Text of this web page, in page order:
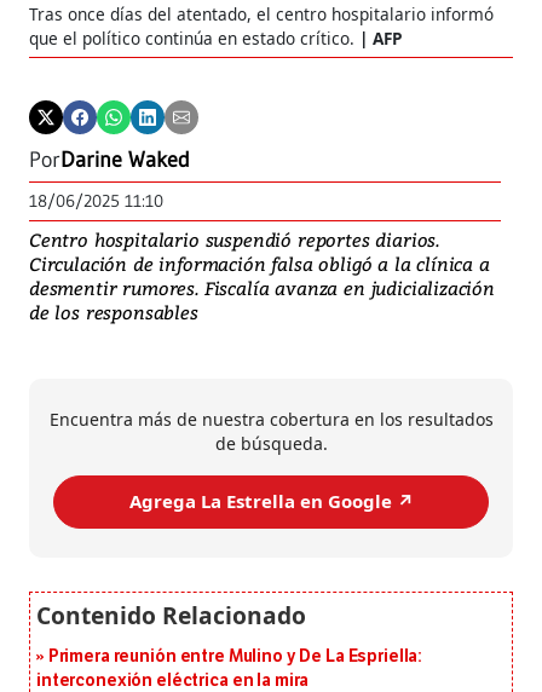
Tras once días del atentado, el centro hospitalario informó
que el político continúa en estado crítico.
AFP
PorDarine Waked
18/06/2025 11:10
Centro hospitalario suspendió reportes diarios.
Circulación de información falsa obligó a la clínica a
desmentir rumores. Fiscalía avanza en judicialización
de los responsables
Encuentra más de nuestra cobertura en los resultados
de búsqueda.
Agrega La Estrella en Google ↗️
Primera reunión entre Mulino y De La Espriella:
interconexión eléctrica en la mira